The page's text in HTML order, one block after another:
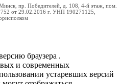
пр. Победителей, д. 108, 4-й этаж, пом.
от 29.02.2016 г. УНП 190271125,
браузера .
и современных
устаревших версий